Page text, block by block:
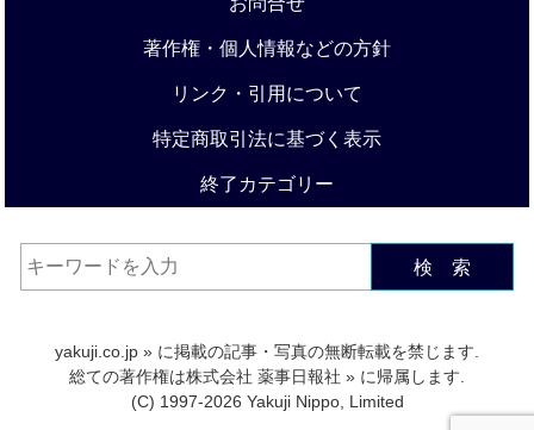
著作権・個人情報などの方針
リンク・引用について
特定商取引法に基づく表示
終了カテゴリー
検 索
yakuji.co.jp » に掲載の記事・写真の無断転載を禁じます.
総ての著作権は株式会社 薬事日報社 » に帰属します.
(C) 1997-2026 Yakuji Nippo, Limited